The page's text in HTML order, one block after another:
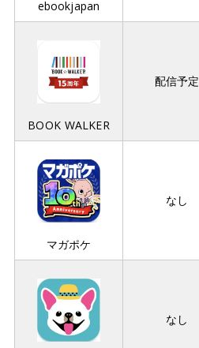
ebookjapan
BOOK WALKER
配信予定
マガポケ
なし
なし